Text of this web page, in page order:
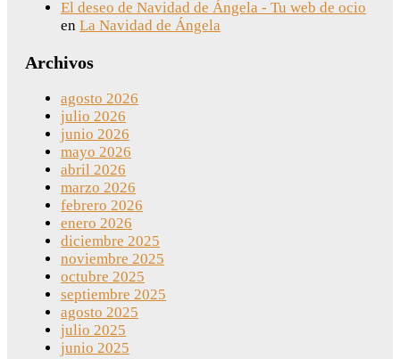
El deseo de Navidad de Ángela - Tu web de ocio
en La Navidad de Ángela
Archivos
agosto 2026
julio 2026
junio 2026
mayo 2026
abril 2026
marzo 2026
febrero 2026
enero 2026
diciembre 2025
noviembre 2025
octubre 2025
septiembre 2025
agosto 2025
julio 2025
junio 2025